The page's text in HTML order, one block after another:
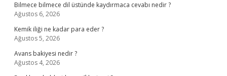
Bilmece bilmece dil üstünde kaydırmaca cevabı nedir ?
Ağustos 6, 2026
Kemik iliği ne kadar para eder ?
Ağustos 5, 2026
Avans bakiyesi nedir ?
Ağustos 4, 2026